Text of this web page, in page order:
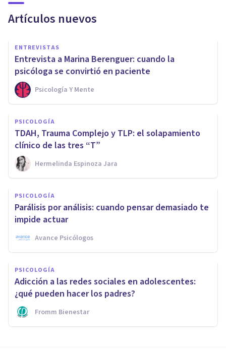
Artículos nuevos
ENTREVISTAS
Entrevista a Marina Berenguer: cuando la
psicóloga se convirtió en paciente
Psicología Y Mente
PSICOLOGÍA
TDAH, Trauma Complejo y TLP: el solapamiento
clínico de las tres “T”
Hermelinda Espinoza Jara
PSICOLOGÍA
Parálisis por análisis: cuando pensar demasiado te
impide actuar
Avance Psicólogos
PSICOLOGÍA
Adicción a las redes sociales en adolescentes:
¿qué pueden hacer los padres?
Fromm Bienestar